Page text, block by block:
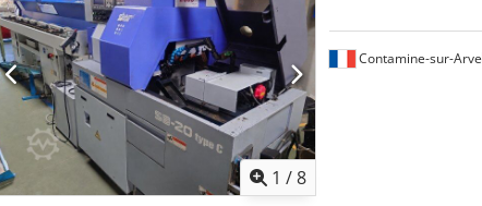
1 /8
Contamine-sur-Arve